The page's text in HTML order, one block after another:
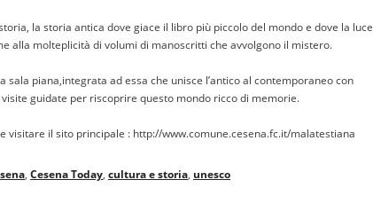
la storia antica dove giace il libro più piccolo del mondo e dove la luce
alla molteplicità di volumi di manoscritti che avvolgono il mistero.
sala piana,integrata ad essa che unisce l’antico al contemporaneo con
guidate per riscoprire questo mondo ricco di memorie.
visitare il sito principale : http://www.comune.cesena.fc.it/malatestiana
Cesena Today cultura e storia unesco